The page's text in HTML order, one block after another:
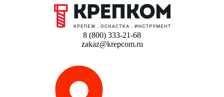
8 (800) 333-21-68
zakaz@krepcom.ru